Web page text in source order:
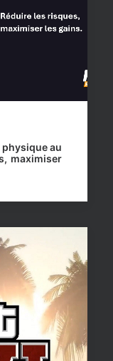
physique au
maximiser